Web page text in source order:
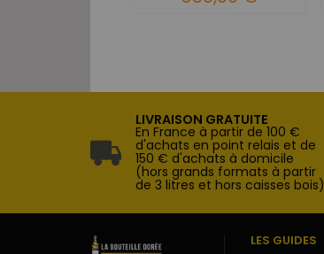
LIVRAISON GRATUITE
En France à partir de 100 €
d'achats en point relais et de
150 € d'achats à domicile
(hors grands formats à partir
de 3 litres et hors caisses bois)
LES GUIDES